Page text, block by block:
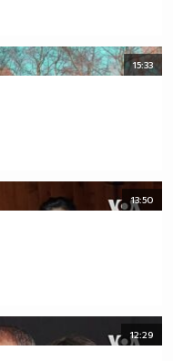
15:33
13:50
12:29